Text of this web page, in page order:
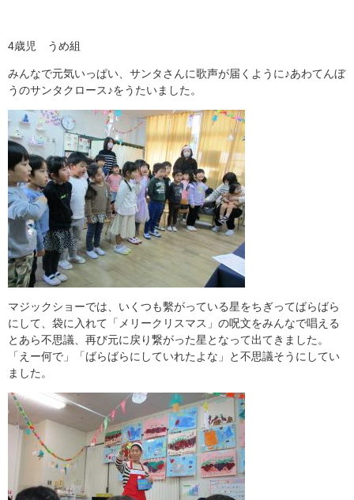
4歳児 うめ組
みんなで元気いっぱい、サンタさんに歌声が届くように♪あわてんぼ
うのサンタクロース♪をうたいました。
マジックショーでは、いくつも繫がっている星をちぎってばらばら
にして、袋に入れて「メリークリスマス」の呪文をみんなで唱える
とあら不思議、再び元に戻り繋がった星となって出てきました。
「えー何で」「ばらばらにしていれたよな」と不思議そうにしてい
ました。